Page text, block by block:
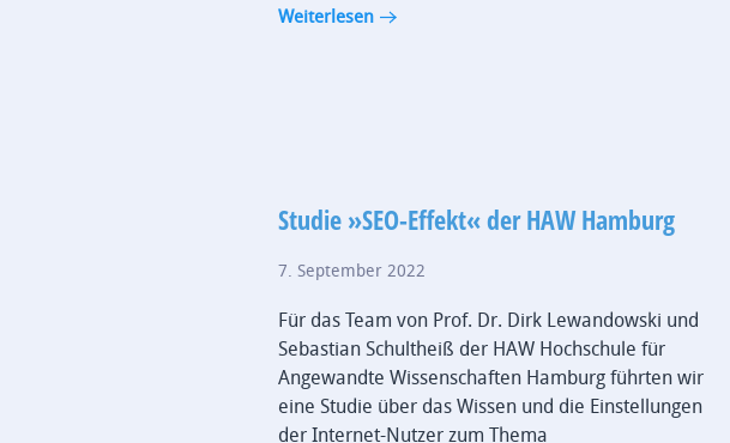
Weiterlesen
Studie »SEO-Effekt« der HAW Hamburg
7. September 2022
Für das Team von Prof. Dr. Dirk Lewandowski und
Sebastian Schultheiß der HAW Hochschule für
Angewandte Wissenschaften Hamburg führten wir
eine Studie über das Wissen und die Einstellungen
der Internet-Nutzer zum Thema